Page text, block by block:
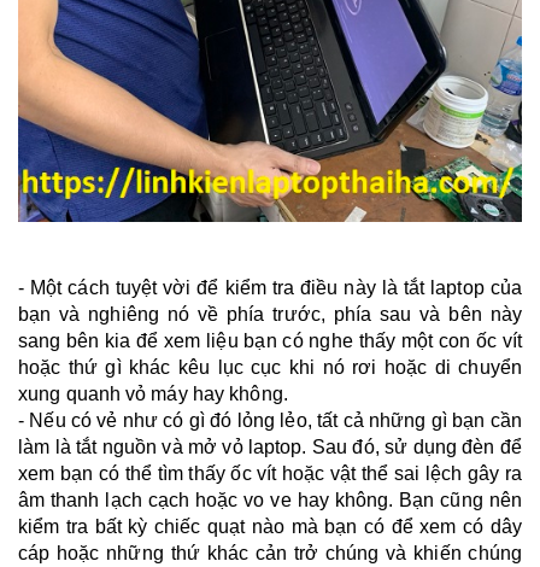
- Một cách tuyệt vời để kiểm tra điều này là tắt laptop của
bạn và nghiêng nó về phía trước, phía sau và bên này
sang bên kia để xem liệu bạn có nghe thấy một con ốc vít
hoặc thứ gì khác kêu lục cục khi nó rơi hoặc di chuyển
xung quanh vỏ máy hay không.
- Nếu có vẻ như có gì đó lỏng lẻo, tất cả những gì bạn cần
làm là tắt nguồn và mở vỏ laptop. Sau đó, sử dụng đèn để
xem bạn có thể tìm thấy ốc vít hoặc vật thể sai lệch gây ra
âm thanh lạch cạch hoặc vo ve hay không. Bạn cũng nên
kiểm tra bất kỳ chiếc quạt nào mà bạn có để xem có dây
cáp hoặc những thứ khác cản trở chúng và khiến chúng